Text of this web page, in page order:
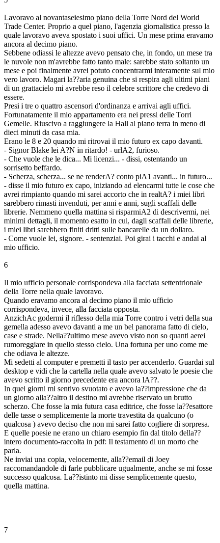
Lavoravo al novantaseiesimo piano della Torre Nord del World
Trade Center. Proprio a quel piano, l'agenzia giornalistica presso la
quale lavoravo aveva spostato i suoi uffici. Un mese prima eravamo
ancora al decimo piano.
Sebbene odiassi le altezze avevo pensato che, in fondo, un mese tra
le nuvole non m'avrebbe fatto tanto male: sarebbe stato soltanto un
mese e poi finalmente avrei potuto concentrarmi interamente sul mio
vero lavoro. Magari la??aria genuina che si respira agli ultimi piani
di un grattacielo mi avrebbe reso il celebre scrittore che credevo di
essere.
Presi i tre o quattro ascensori d'ordinanza e arrivai agli uffici.
Fortunatamente il mio appartamento era nei pressi delle Torri
Gemelle. Riuscivo a raggiungere la Hall al piano terra in meno di
dieci minuti da casa mia.
Erano le 8 e 20 quando mi ritrovai il mio futuro ex capo davanti.
- Signor Blake lei A?N in ritardo! - urlA2, furioso.
- Che vuole che le dica... Mi licenzi... - dissi, ostentando un
sorrisetto beffardo.
- Scherza, scherza... se ne renderA? conto piA1 avanti... in futuro...
- disse il mio futuro ex capo, iniziando ad elencarmi tutte le cose che
avrei rimpianto quando mi sarei accorto che in realtA? i miei libri
sarebbero rimasti invenduti, per anni e anni, sugli scaffali delle
librerie. Nemmeno quella mattina si risparmiA2 di descrivermi, nei
minimi dettagli, il momento esatto in cui, dagli scaffali delle librerie,
i miei libri sarebbero finiti dritti sulle bancarelle da un dollaro.
- Come vuole lei, signore. - sentenziai. Poi girai i tacchi e andai al
mio ufficio.
6
Il mio ufficio personale corrispondeva alla facciata settentrionale
della Torre nella quale lavoravo.
Quando eravamo ancora al decimo piano il mio ufficio
corrispondeva, invece, alla facciata opposta.
AnzichAc godermi il riflesso della mia Torre contro i vetri della sua
gemella adesso avevo davanti a me un bel panorama fatto di cielo,
case e strade. Nella??ultimo mese avevo visto non so quanti aerei
rumoreggiare in quello stesso cielo. Una fortuna per uno come me
che odiava le altezze.
Mi sedetti al computer e premetti il tasto per accenderlo. Guardai sul
desktop e vidi che la cartella nella quale avevo salvato le poesie che
avevo scritto il giorno precedente era ancora lA??.
In quei giorni mi sentivo svuotato e avevo la??impressione che da
un giorno alla??altro il destino mi avrebbe riservato un brutto
scherzo. Che fosse la mia futura casa editrice, che fosse la??esattore
delle tasse o semplicemente la morte travestita da qualcuno (o
qualcosa ) avevo deciso che non mi sarei fatto cogliere di sorpresa.
E quelle poesie ne erano un chiaro esempio fin dal titolo della??
intero documento-raccolta in pdf: Il testamento di un morto che
parla.
Ne inviai una copia, velocemente, alla??email di Joey
raccomandandole di farle pubblicare ugualmente, anche se mi fosse
successo qualcosa. La??istinto mi disse semplicemente questo,
quella mattina.
7